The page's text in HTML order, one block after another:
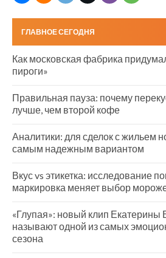
ГЛАВНОЕ СЕГОДНЯ
Как московская фабрика
пироги»
Правильная пауза: почему
лучше, чем второй кофе
Аналитики: для сделок с жильем
самым надежным вариантом
Вкус vs этикетка: исследование
маркировка меняет выбор
«Глупая»: новый клип Екатерины
называют одной из самых
сезона